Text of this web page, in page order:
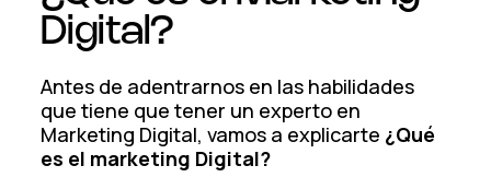
Digital?
Antes de adentrarnos en las habilidades
que tiene que tener un experto en
Marketing Digital, vamos a explicarte ¿Qué
es el marketing Digital?